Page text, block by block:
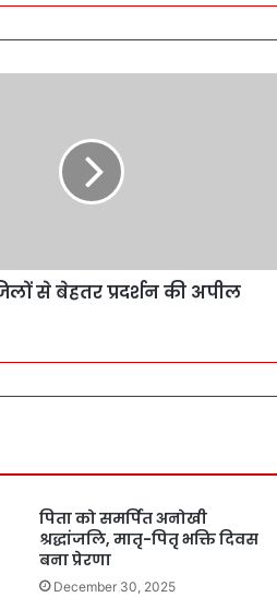
से बेहतर प्रदर्शन की अपील
पिता को समर्पित अनोखी
श्रद्धांजलि, मातृ-पितृ भक्ति दिवस
बना प्रेरणा
December 30, 2025